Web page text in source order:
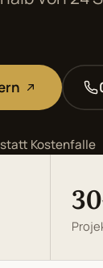
Kostenfalle